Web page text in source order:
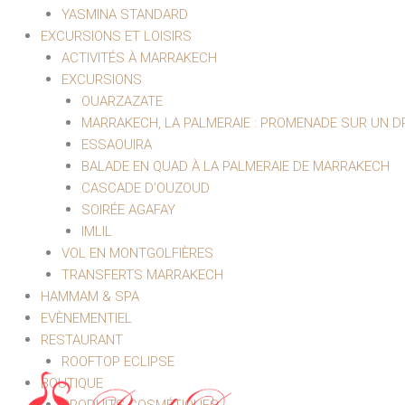
YASMINA STANDARD
EXCURSIONS ET LOISIRS
ACTIVITÉS À MARRAKECH
EXCURSIONS
OUARZAZATE
MARRAKECH, LA PALMERAIE : PROMENADE SUR UN
ESSAOUIRA
BALADE EN QUAD À LA PALMERAIE DE MARRAKECH
CASCADE D’OUZOUD
SOIRÉE AGAFAY
IMLIL
VOL EN MONTGOLFIÈRES
TRANSFERTS MARRAKECH
HAMMAM & SPA
EVÈNEMENTIEL
RESTAURANT
ROOFTOP ECLIPSE
BOUTIQUE